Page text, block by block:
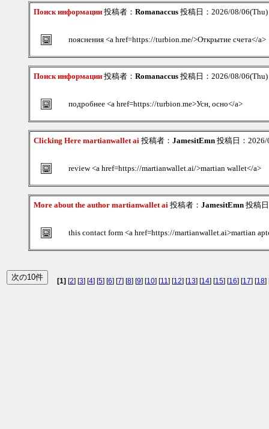
Поиск информации 投稿者： Romanaccus 投稿日：2026/08/
пояснения <a href=https://turbion.me/>Открытие счета</a>
Поиск информации 投稿者： Romanaccus 投稿日：2026/08/
подробнее <a href=https://turbion.me>Усн, осно</a>
Clicking Here martianwallet ai 投稿者： JamesitEmn 投稿日：
review <a href=https://martianwallet.ai/>martian wallet</a>
More about the author martianwallet ai 投稿者： JamesitEmn 投稿
this contact form <a href=https://martianwallet.ai>martian
[1] [2] [3] [4] [5] [6] [7] [8] [9] [10] [11] [12] [13] [14] [15] [16] [17] [18]